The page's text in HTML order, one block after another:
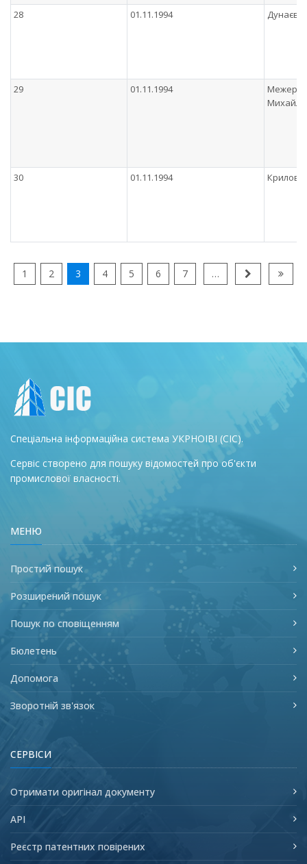
28 01.11.1994 Дунаєв
29 01.11.1994
30 01.11.1994
1 2 3 4 5 6 7 …
Спеціальна інформаційна система УКРНОІВІ (СІС).
Сервіс створено для пошуку відомостей про об'єкти
промислової власності.
МЕНЮ
Простий пошук
Розширений пошук
Пошук по сповіщенням
Бюлетень
Допомога
Зворотній зв'язок
СЕРВІСИ
Отримати оригінал документу
API
Реєстр патентних повірених